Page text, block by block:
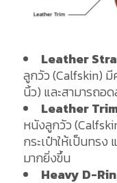
Leather
ลูกวัว (Calfskin) มี
นิ้ว) และสามารถอ
Leather
หนังลูกวัว
กระเป๋าให้เป็นทรง
มากยิ่งขึ้น
Heavy D-